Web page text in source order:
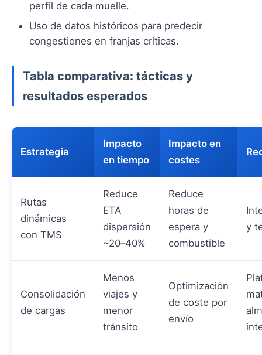
perfil de cada muelle.
Uso de datos históricos para predecir
congestiones en franjas críticas.
Tabla comparativa: tácticas y
resultados esperados
Estrategia
Impacto
en tiempo
Impacto en
costes
Rutas
dinámicas
con TMS
Reduce
ETA
dispersión
~20–40%
Reduce
horas de
espera y
combustible
y
Consolidación
de cargas
Menos
viajes y
menor
tránsito
Optimización
de coste por
envío